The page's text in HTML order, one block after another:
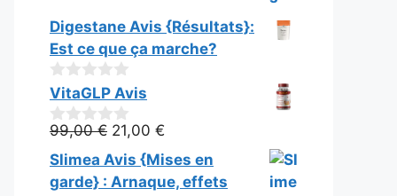
5
Digestane Avis {Résultats}:
Est ce que ça marche?
0
s
u
r
5
VitaGLP Avis
0
s
u
r
99,00€ Le
prix
initial
21,00 €
prix
actuel
Slimea Avis {Mises en
garde} : Arnaque, effets